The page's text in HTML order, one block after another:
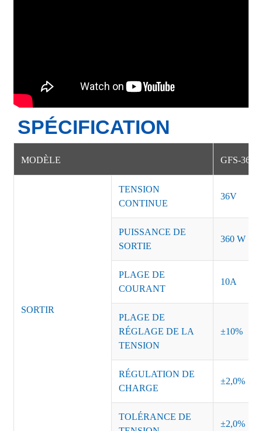
SPÉCIFICATION
MODÈLE GFS-360-
SORTIR
TENSION
CONTINUE
36V
PUISSANCE DE
SORTIE
360 W
PLAGE DE
COURANT
10A
PLAGE DE
RÉGLAGE DE LA
TENSION
±10%
RÉGULATION DE
CHARGE
±2,0%
TOLÉRANCE DE
±2,0%